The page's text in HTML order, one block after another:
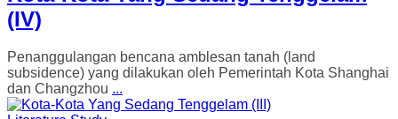
(IV)
Penanggulangan bencana amblesan tanah (land
subsidence) yang dilakukan oleh Pemerintah Kota Shanghai
dan Changzhou ...